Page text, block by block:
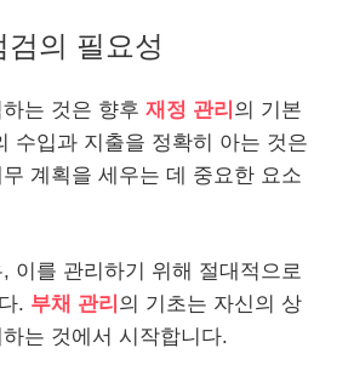
의 필요성
는 것은 향후 재정 관리 의 기본
수입과 지출을 정확히 아는 것은
계획을 세우는 데 중요한 요소
이를 관리하기 위해 절대적으로
. 부채 관리 의 기초는 자신의 상
는 것에서 시작합니다.